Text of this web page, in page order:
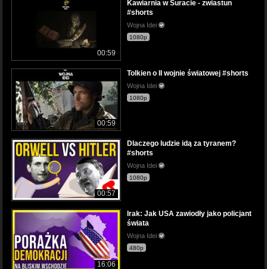
00:59
Kawiarnia w Suracie - zwiastun
#shorts
Wojna Idei
1080p
00:59
Tolkien o II wojnie światowej #shorts
Wojna Idei
1080p
00:57
Dlaczego ludzie idą za tyranem?
#shorts
Wojna Idei
1080p
16:06
Irak: Jak USA zawiodły jako policjant
świata
Wojna Idei
480p